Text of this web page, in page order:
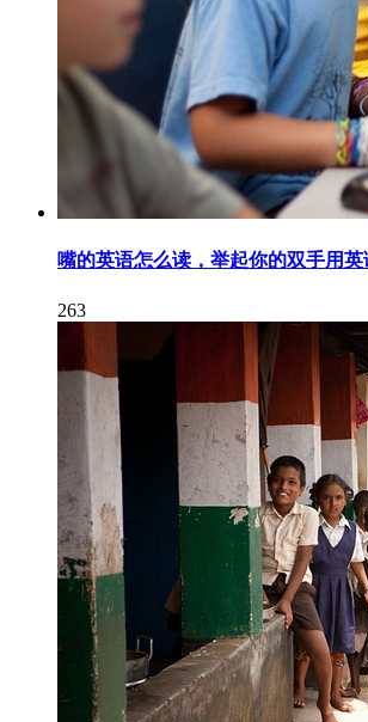
嘴的英语怎么读，举起你的双手用
263